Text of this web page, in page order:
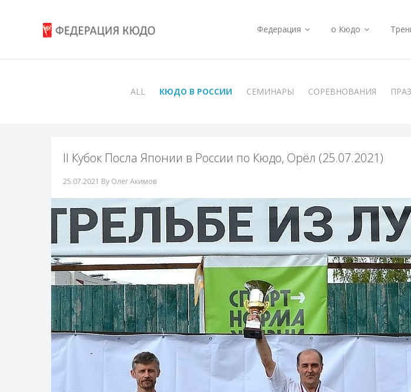
Федерация о Кюдо
ALL КЮДО В РОССИИ СЕМИНАРЫ СОРЕВНОВАНИЯ
II Кубок Посла Японии в России по Кюдо, Орёл (25.07.2021)
25.07.2021 By Олег Акимов